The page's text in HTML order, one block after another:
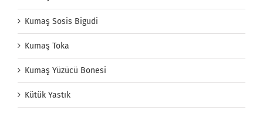
Kumaş Sosis Bigudi
Kumaş Toka
Kumaş Yüzücü Bonesi
Kütük Yastık